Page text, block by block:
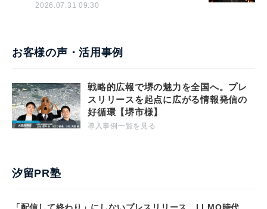
2026.07.31 09:30
お客様の声・活用事例
戦略的広報で堺の魅力を全国へ。プレ
スリリースを起点に広がる情報発信の
好循環【堺市様】
導入事例一覧を見る
汐留PR塾
「配信して終わり」にしないプレスリリース。LLMO時代